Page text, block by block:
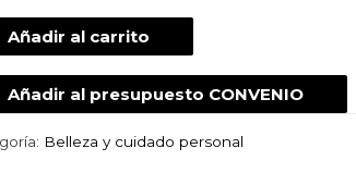
Añadir al carrito
Añadir al presupuesto CONVENIO
Belleza y cuidado personal